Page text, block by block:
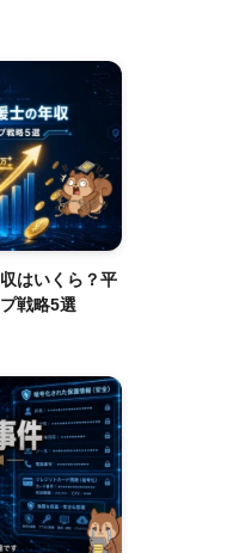
はいくら？平
戦略5選